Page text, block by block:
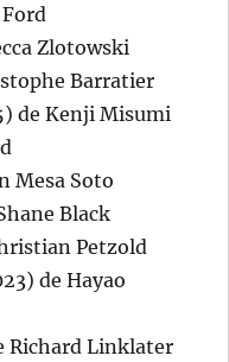
Zlotowski
Barratier
de Kenji Misumi
Mesa Soto
Black
Petzold
de Hayao
Richard Linklater